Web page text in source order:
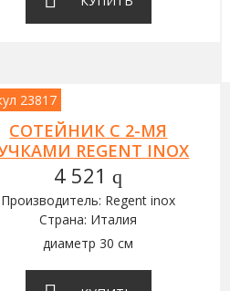
23817
СОТЕЙНИК С 2-МЯ
REGENT INOX
4 521q
Производитель: Regent inox
Страна: Италия
диаметр 30 см